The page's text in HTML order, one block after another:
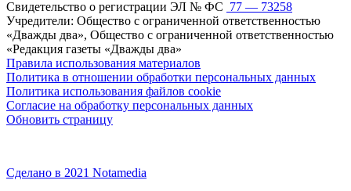
Свидетельство о регистрации ЭЛ № ФС 77 — 73258
Учредители: Общество с ограниченной ответственностью
«Дважды два», Общество с ограниченной ответственностью
«Редакция газеты «Дважды два»
Правила использования материалов
Политика в отношении обработки персональных данных
Политика использования файлов cookie
Согласие на обработку персональных данных
Обновить страницу
Сделано в 2021 Notamedia